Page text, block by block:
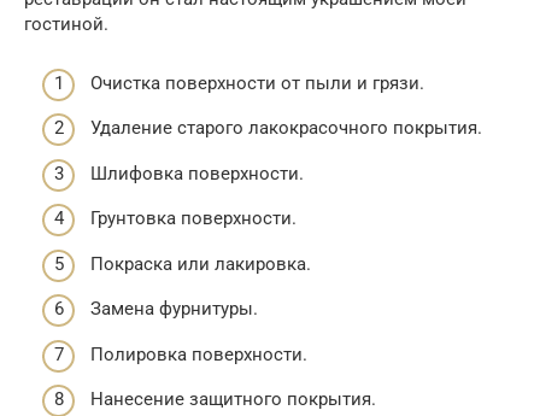
гостиной.
Очистка поверхности от пыли и грязи.
Удаление старого лакокрасочного покрытия.
Шлифовка поверхности.
Грунтовка поверхности.
Покраска или лакировка.
Замена фурнитуры.
Полировка поверхности.
Нанесение защитного покрытия.